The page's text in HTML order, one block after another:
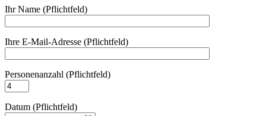
Ihr Name (Pflichtfeld)
Ihre E-Mail-Adresse (Pflichtfeld)
Personenanzahl (Pflichtfeld)
Datum (Pflichtfeld)